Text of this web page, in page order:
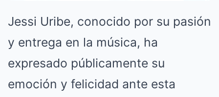
Jessi Uribe, conocido por su pasión
y entrega en la música, ha
expresado públicamente su
emoción y felicidad ante esta